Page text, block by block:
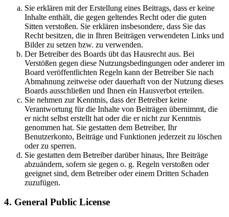
Sie erklären mit der Erstellung eines Beitrags, dass er keine
Inhalte enthält, die gegen geltendes Recht oder die guten
Sitten verstoßen. Sie erklären insbesondere, dass Sie das
Recht besitzen, die in Ihren Beiträgen verwendeten Links und
Bilder zu setzen bzw. zu verwenden.
Der Betreiber des Boards übt das Hausrecht aus. Bei
Verstößen gegen diese Nutzungsbedingungen oder anderer im
Board veröffentlichten Regeln kann der Betreiber Sie nach
Abmahnung zeitweise oder dauerhaft von der Nutzung dieses
Boards ausschließen und Ihnen ein Hausverbot erteilen.
Sie nehmen zur Kenntnis, dass der Betreiber keine
Verantwortung für die Inhalte von Beiträgen übernimmt, die
er nicht selbst erstellt hat oder die er nicht zur Kenntnis
genommen hat. Sie gestatten dem Betreiber, Ihr
Benutzerkonto, Beiträge und Funktionen jederzeit zu löschen
oder zu sperren.
Sie gestatten dem Betreiber darüber hinaus, Ihre Beiträge
abzuändern, sofern sie gegen o. g. Regeln verstoßen oder
geeignet sind, dem Betreiber oder einem Dritten Schaden
zuzufügen.
4. General Public License